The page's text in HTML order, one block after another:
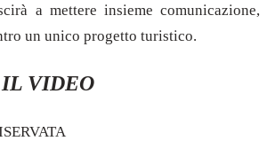
a mettere insieme comunicazione,
un unico progetto turistico.
VIDEO